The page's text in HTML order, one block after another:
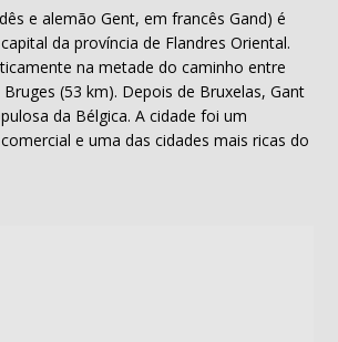
e alemão Gent, em francês Gand) é
da província de Flandres Oriental.
na metade do caminho entre
(53 km). Depois de Bruxelas, Gant
da Bélgica. A cidade foi um
e uma das cidades mais ricas do